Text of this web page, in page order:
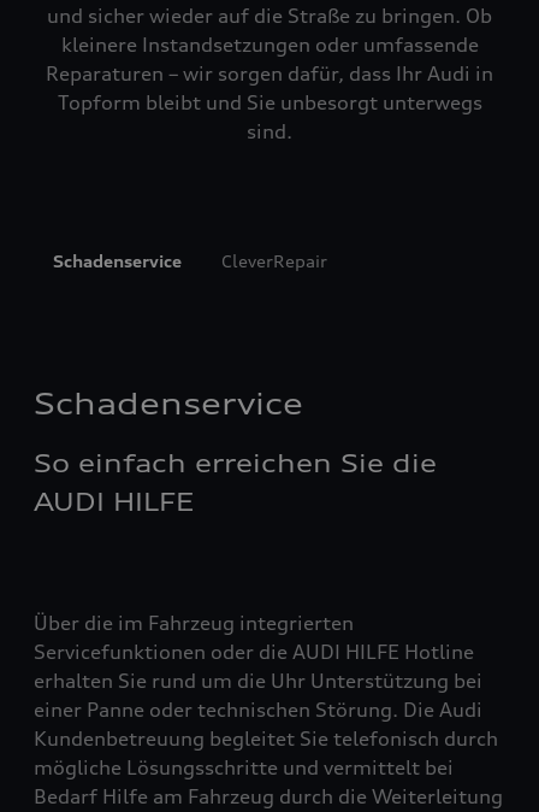
und sicher wieder auf die Straße zu bringen. Ob
kleinere Instandsetzungen oder umfassende
Reparaturen – wir sorgen dafür, dass Ihr Audi in
Topform bleibt und Sie unbesorgt unterwegs
sind.
Schadenservice CleverRepair
Schadenservice
So einfach erreichen Sie die
AUDI HILFE
Über die im Fahrzeug integrierten
Servicefunktionen oder die AUDI HILFE Hotline
erhalten Sie rund um die Uhr Unterstützung bei
einer Panne oder technischen Störung. Die Audi
Kundenbetreuung begleitet Sie telefonisch durch
mögliche Lösungsschritte und vermittelt bei
Bedarf Hilfe am Fahrzeug durch die Weiterleitung